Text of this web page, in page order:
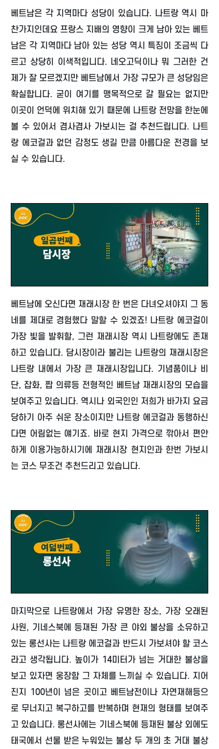
베트남은 각 지역마다 성당이 있습니다. 나트랑 역시 마
찬가지인데요 프랑스 지배의 영향이 크게 남아 있는 베트
남은 각 지역마다 남아 있는 성당 역시 특징이 조금씩 다
르고 상당히 이색적입니다. 네오고딕이나 뭐 그러한 건
제가 잘 모르겠지만 베트남에서 가장 규모가 큰 성당임은
확실합니다. 굳이 여기를 맹목적으로 갈 필요는 없지만
이곳이 언덕에 위치해 있기 때문에 나트랑 전망을 한눈에
볼 수 있어서 겸사겸사 가보시는 걸 추천드립니다. 나트
랑 에코걸과 없던 감정도 생길 만큼 아름다운 전경을 보
실 수 있습니다.
베트남에 오신다면 재래시장 한 번은 다녀오셔야지 그 동
네를 제대로 경험했다 말할 수 있겠죠! 나트랑 에코걸이
가장 빛을 발휘할, 그런 재래시장 역시 나트랑에도 존재
하고 있습니다. 담시장이라 불리는 나트랑의 재래시장은
나트랑 내에서 가장 큰 재래시장입니다. 기념품이나 비
단, 잡화, 짭 의류등 전형적인 베트남 재래시장의 모습을
보여주고 있습니다. 역시나 외국인인 저희가 바가지 요금
당하기 아주 쉬운 장소이지만 나트랑 에코걸과 동행하신
다면 어림없는 얘기죠. 바로 현지 가격으로 깎아서 편안
하게 이용가능하시기에 재래시장 현지인과 한번 가보시
는 코스 무조건 추천드리고 있습니다.
마지막으로 나트랑에서 가장 유명한 장소, 가장 오래된
사원, 기네스북에 등재된 가장 큰 야외 불상을 소유하고
있는 롱선사는 나트랑 에코걸과 반드시 가보셔야 할 코스
라고 생각됩니다. 높이가 14미터가 넘는 거대한 불상을
보고 있자면 웅장함 그 자체를 느끼실 수 있습니다. 지어
진지 100년이 넘은 곳이고 베트남전이나 자연재해등으
로 무너지고 복구하고를 반복하며 현재의 형태를 보여주
고 있습니다. 롱선사에는 기네스북에 등재된 불상 외에도
태국에서 선물 받은 누워있는 불상 두 개의 초 거대 불상